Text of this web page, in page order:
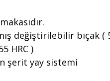
değiştirilebilir bıçak (
HRC )
şerit yay sistemi